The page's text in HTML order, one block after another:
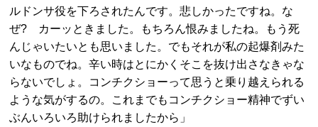
ルドンサ役を下ろされたんです。悲しかったですね。な
ぜ? カーッときました。もちろん恨みましたね。もう死
んじゃいたいとも思いました。でもそれが私の起爆剤みた
いなものでね。辛い時はとにかくそこを抜け出さなきゃな
らないでしょ。コンチクショーって思うと乗り越えられる
ような気がするの。これまでもコンチクショー精神でずい
ぶんいろいろ助けられましたから」